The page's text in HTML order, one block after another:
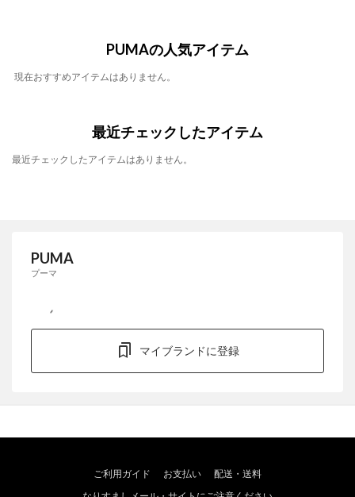
PUMAの人気アイテム
現在おすすめアイテムはありません。
最近チェックしたアイテム
最近チェックしたアイテムはありません。
PUMA
プーマ
マイブランドに登録
ご利用ガイド お支払い
配送・送料